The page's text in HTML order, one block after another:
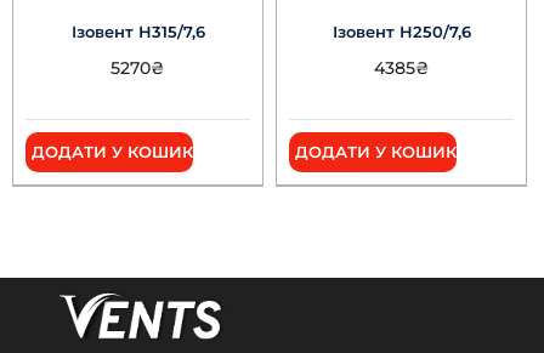
Ізовент Н315/7,6
5270₴
ДОДАТИ У КОШИК
Ізовент Н250/7,6
4385₴
ДОДАТИ У КОШИК